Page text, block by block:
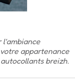
l'ambiance
appartenance
breizh.